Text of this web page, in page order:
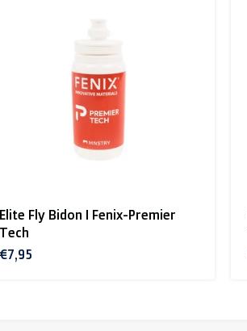
Elite Fly Bidon I Fenix-Premier
Tech
€7,95